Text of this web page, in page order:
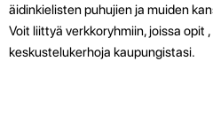
äidinkielisten puhujien ja muiden
Voit liittyä verkkoryhmiin, joissa opit
keskustelukerhoja kaupungistasi.